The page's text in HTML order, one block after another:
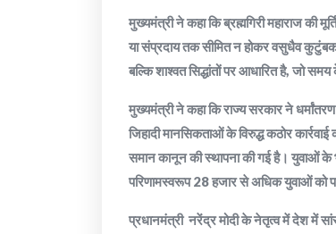
मुख्यमंत्री ने कहा कि ब्रह्मगिरी महाराज की
या संप्रदाय तक सीमित न होकर वसुधैव कुटुंबकम
बल्कि शाश्वत सिद्धांतों पर आधारित है, जो
मुख्यमंत्री ने कहा कि राज्य सरकार ने
जिहादी मानसिकताओं के विरुद्ध कठोर
समान कानून की स्थापना की गई है। युवाओं के
परिणामस्वरूप 28 हजार से अधिक युवाओं को
प्रधानमंत्री नरेंद्र मोदी के नेतृत्व में देश में